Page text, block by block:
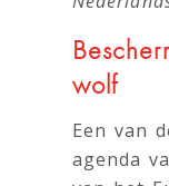
wolf
Een van
agenda